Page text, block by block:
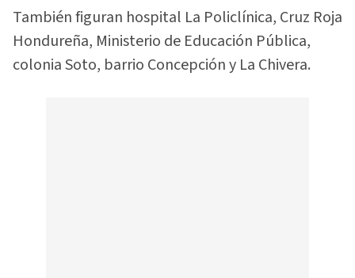
También figuran hospital La Policlínica, Cruz Roja
Hondureña, Ministerio de Educación Pública,
colonia Soto, barrio Concepción y La Chivera.